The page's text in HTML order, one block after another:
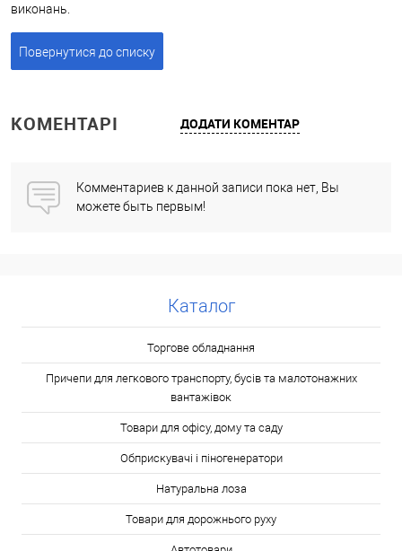
виконань.
Повернутися до списку
КОМЕНТАРІ ДОДАТИ КОМЕНТАР
Комментариев к данной записи пока нет, Вы
можете быть первым!
Каталог
Торгове обладнання
Причепи для легкового транспорту, бусів та малотонажних
вантажівок
Товари для офісу, дому та саду
Обприскувачі і піногенератори
Натуральна лоза
Товари для дорожнього руху